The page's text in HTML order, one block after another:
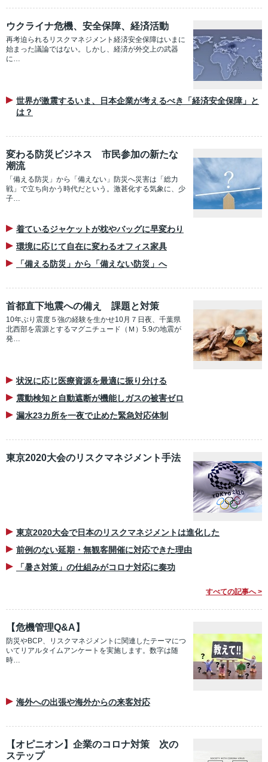
ウクライナ危機、安全保障、経済活動
再考迫られるリスクマネジメント経済安全保障はいまに
始まった議論ではない。しかし、経済が外交上の武器
に…
世界が激震するいま、日本企業が考えるべき「経済安全保障」と
は？
変わる防災ビジネス 市民参加の新たな
潮流
「備える防災」から「備えない」防災へ災害は「総力
戦」で立ち向かう時代だという。激甚化する気象に、少
子…
着ているジャケットが枕やバッグに早変わり
環境に応じて自在に変わるオフィス家具
「備える防災」から「備えない防災」へ
首都直下地震への備え 課題と対策
10年ぶり震度５強の経験を生かせ10月７日夜、千葉県
北西部を震源とするマグニチュード（Ｍ）5.9の地震が
発…
状況に応じ医療資源を最適に振り分ける
震動検知と自動遮断が機能しガスの被害ゼロ
漏水23カ所を一夜で止めた緊急対応体制
東京2020大会のリスクマネジメント手法
東京2020大会で日本のリスクマネジメントは進化した
前例のない延期・無観客開催に対応できた理由
「暑さ対策」の仕組みがコロナ対応に奏功
すべての記事へ >
【危機管理Q&A】
防災やBCP、リスクマネジメントに関連したテーマにつ
いてリアルタイムアンケートを実施します。数字は随
時…
海外への出張や海外からの来客対応
【オピニオン】企業のコロナ対策 次の
ステップ